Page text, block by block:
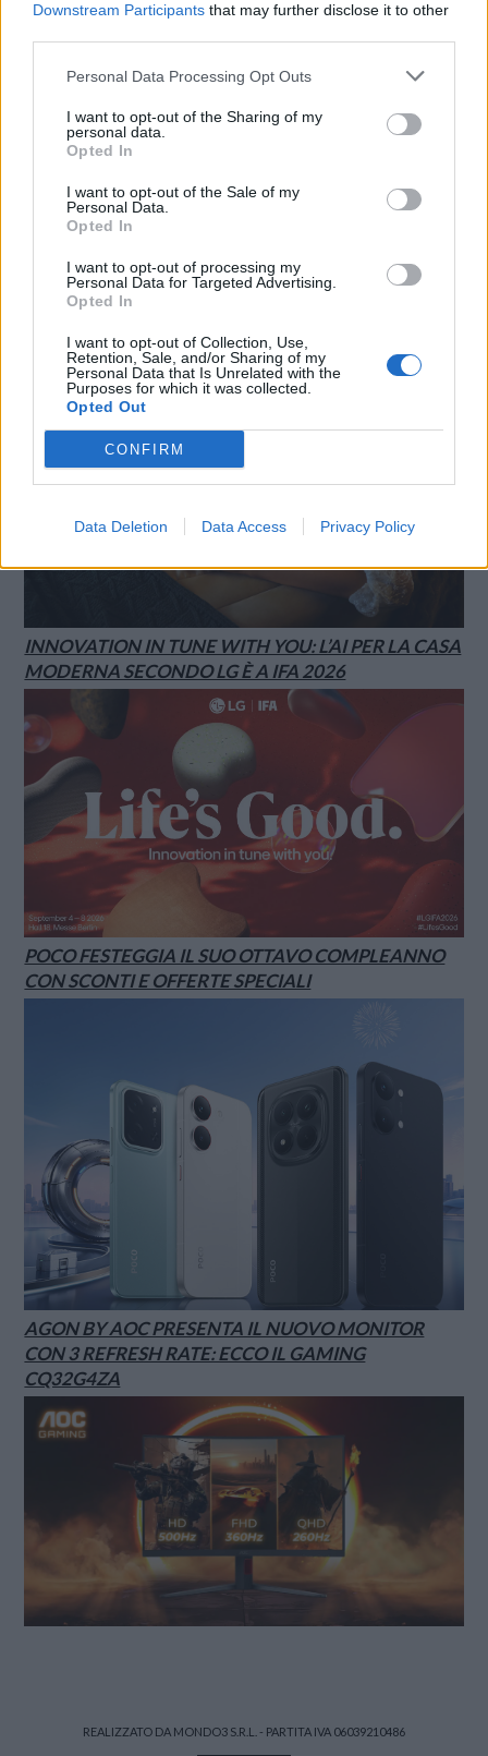
Downstream Participants that may further disclose it to other
Personal Data Processing Opt Outs
I want to opt-out of the Sharing of my
personal data.
Opted In
I want to opt-out of the Sale of my
Personal Data.
Opted In
I want to opt-out of processing my
Personal Data for Targeted Advertising.
Opted In
I want to opt-out of Collection, Use,
Retention, Sale, and/or Sharing of my
Personal Data that Is Unrelated with the
Purposes for which it was collected.
Opted Out
CONFIRM
Data Deletion Data Access Privacy Policy
SMARTPHONE E NON SOLO: TECNOGAZZETTA
FOCUS SU AUTONOMIA E INTRATTENIMENTO
INNOVATION IN TUNE WITH YOU: L’AI PER LA CASA
MODERNA SECONDO LG È A IFA 2026
POCO FESTEGGIA IL SUO OTTAVO COMPLEANNO
CON SCONTI E OFFERTE SPECIALI
AGON BY AOC PRESENTA IL NUOVO MONITOR
CON 3 REFRESH RATE: ECCO IL GAMING
CQ32G4ZA
REALIZZATO DA MONDO3 S.R.L. - PARTITA IVA 06039210486